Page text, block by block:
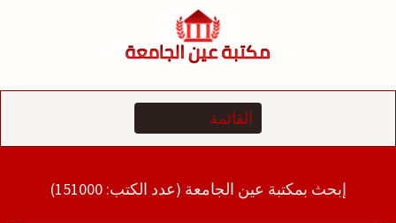
إبحث بمكتبة عين الجامعة (عدد الكتب: 151000)